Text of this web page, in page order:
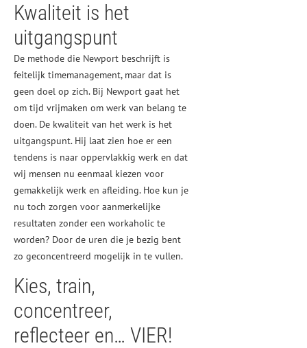
Kwaliteit is het
uitgangspunt
De methode die Newport beschrijft is
feitelijk timemanagement, maar dat is
geen doel op zich. Bij Newport gaat het
om tijd vrijmaken om werk van belang te
doen. De kwaliteit van het werk is het
uitgangspunt. Hij laat zien hoe er een
tendens is naar oppervlakkig werk en dat
wij mensen nu eenmaal kiezen voor
gemakkelijk werk en afleiding. Hoe kun je
nu toch zorgen voor aanmerkelijke
resultaten zonder een workaholic te
worden? Door de uren die je bezig bent
zo geconcentreerd mogelijk in te vullen.
Kies, train,
concentreer,
reflecteer en… VIER!